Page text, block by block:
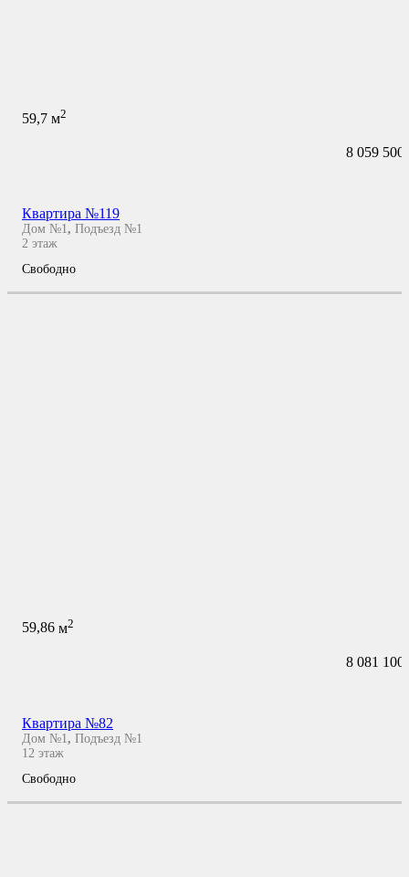
59,7 м2
8 059 500
Квартира №119
Дом №1, Подъезд №1
2 этаж
Свободно
59,86 м2
8 081 100
Квартира №82
Дом №1, Подъезд №1
12 этаж
Свободно